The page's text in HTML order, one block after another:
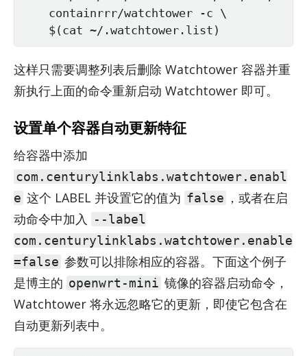
    containrrr/watchtower -c \
    $(cat ~/.watchtower.list)
这样只需要调整列表后删除 Watch­tower 容器并重
新执行上面的命令重新启动 Watch­tower 即可。
设置单个容器自动更新特征
给容器中添加
com.centurylinklabs.watchtower.enabl
e 这个 LA­BEL 并设置它的值为 false ，或者在启
动命令中加入
--label
com.centurylinklabs.watchtower.enable
=false 参数可以排除相应的容器。下面这个例子
是博主的 openwrt-mini 镜像的容器启动命令，
Watch­tower 将永远忽略它的更新，即使它包含在
自动更新列表中。